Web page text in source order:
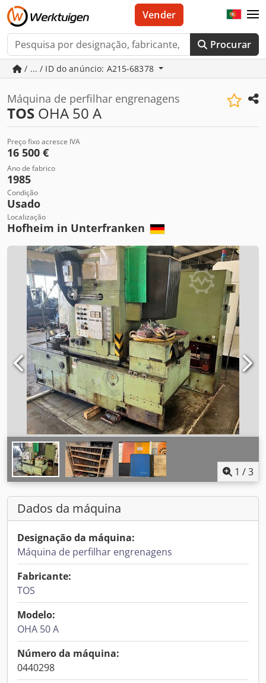
Procurar
Vender
/ ... / ID do anúncio: A215-68378
Máquina de perfilhar engrenagens
TOS OHA 50 A
Preço fixo acresce IVA
16 500 €
Ano de fabrico
1985
Condição
Usado
Localização
Hofheim in Unterfranken
1 /3
Dados da máquina
Designação da máquina:
Máquina de perfilhar engrenagens
Fabricante:
TOS
Modelo:
OHA 50 A
Número da máquina:
0440298